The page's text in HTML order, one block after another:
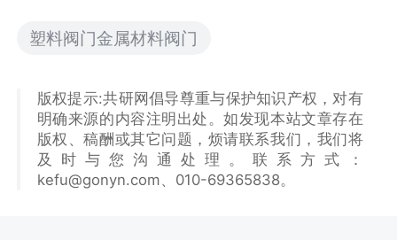
塑料阀门金属材料阀门
版权提示:共研网倡导尊重与保护知识产权，对有
明确来源的内容注明出处。如发现本站文章存在
版权、稿酬或其它问题，烦请联系我们，我们将
及时与您沟通处理。联系方式：
kefu@gonyn.com、010-69365838。